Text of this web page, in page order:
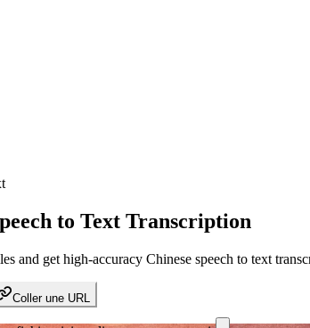
to Text Transcription
and get high-accuracy Chinese speech to text
Coller une URL